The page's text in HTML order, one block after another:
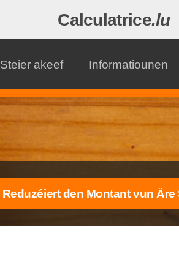
Calculatrice.lu
Steier akeef Informatiounen